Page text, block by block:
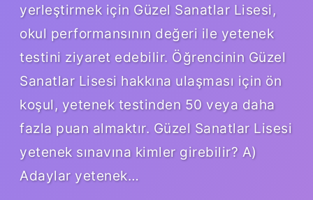
yerleştirmek için Güzel Sanatlar Lisesi,
okul performansının değeri ile yetenek
testini ziyaret edebilir. Öğrencinin Güzel
Sanatlar Lisesi hakkına ulaşması için ön
koşul, yetenek testinden 50 veya daha
fazla puan almaktır. Güzel Sanatlar Lisesi
yetenek sınavına kimler girebilir? A)
Adaylar yetenek…